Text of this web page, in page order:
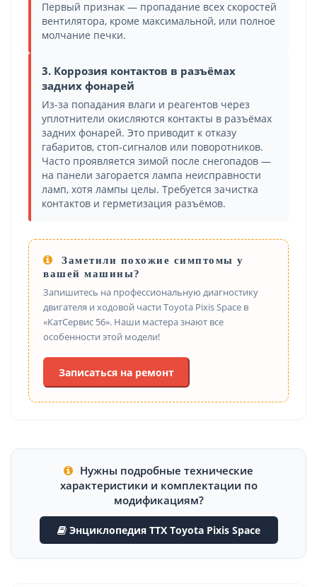
Первый признак — пропадание всех скоростей
вентилятора, кроме максимальной, или полное
молчание печки.
3. Коррозия контактов в разъёмах
задних фонарей
Из-за попадания влаги и реагентов через
уплотнители окисляются контакты в разъёмах
задних фонарей. Это приводит к отказу
габаритов, стоп-сигналов или поворотников.
Часто проявляется зимой после снегопадов —
на панели загорается лампа неисправности
ламп, хотя лампы целы. Требуется зачистка
контактов и герметизация разъёмов.
Заметили похожие симптомы у
вашей машины?
Запишитесь на профессиональную диагностику
двигателя и ходовой части Toyota Pixis Space в
«КатСервис 56». Наши мастера знают все
особенности этой модели!
Записаться на ремонт
Нужны подробные технические
характеристики и комплектации по
модификациям?
Энциклопедия ТТХ Toyota Pixis Space